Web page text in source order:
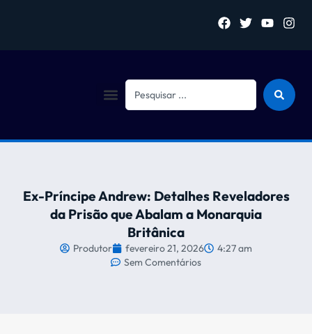
Ex-Príncipe Andrew: Detalhes Reveladores
da Prisão que Abalam a Monarquia
Britânica
Produtor fevereiro 21, 2026
4:27 am
Sem Comentários